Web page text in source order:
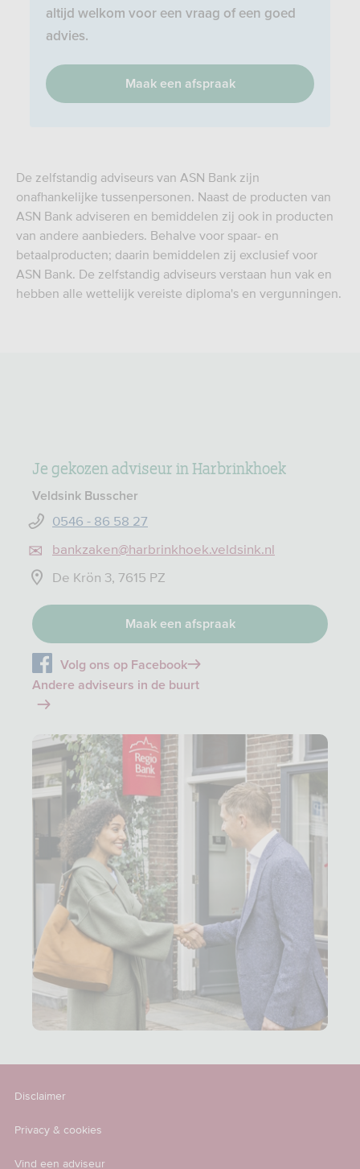
altijd welkom voor een vraag of een goed
advies.
Maak een afspraak
De zelfstandig adviseurs van ASN Bank zijn
onafhankelijke tussenpersonen. Naast de producten van
ASN Bank adviseren en bemiddelen zij ook in producten
van andere aanbieders. Behalve voor spaar- en
betaalproducten; daarin bemiddelen zij exclusief voor
ASN Bank. De zelfstandig adviseurs verstaan hun vak en
hebben alle wettelijk vereiste diploma's en vergunningen.
Je gekozen adviseur in Harbrinkhoek
Veldsink Busscher
0546 - 86 58 27
bankzaken@harbrinkhoek.veldsink.nl
De Krön 3, 7615 PZ
Maak een afspraak
Volg ons op Facebook
Andere adviseurs in de buurt
Disclaimer
Privacy & cookies
Vind een adviseur